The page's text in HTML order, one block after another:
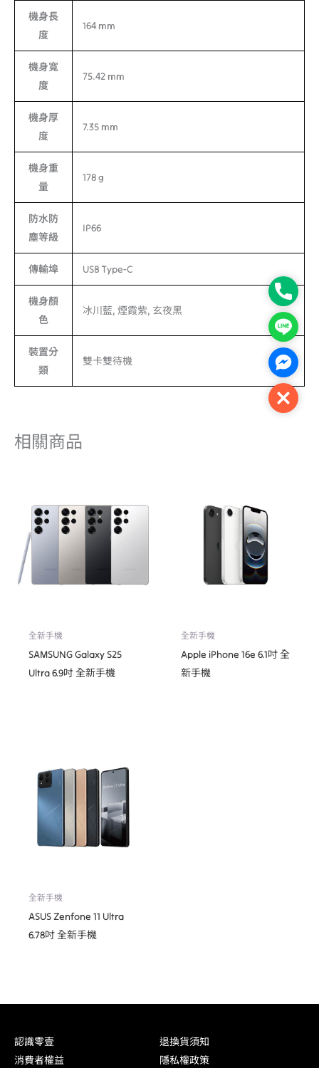
機身長
度
164 mm
機身寬
度
75.42 mm
機身厚
度
7.35 mm
機身重
量
178 g
防水防
塵等級
IP66
傳輸埠 USB Type-C
機身顏
色
冰川藍, 煙霞紫, 玄夜黑
裝置分
類
雙卡雙待機
相關商品
全新手機
SAMSUNG Galaxy S25
Ultra 6.9吋 全新手機
全新手機
Apple iPhone 16e 6.1吋 全
新手機
全新手機
ASUS Zenfone 11 Ultra
6.78吋 全新手機
認識零壹
退換貨須知
消費者權益
隱私權政策
Phone
Line
Close